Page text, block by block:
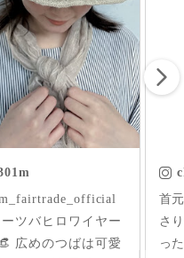
chica.chikako
首元にはいった草花刺繍が
さりげなくアクセントにな
ったインド産のオーガニッ